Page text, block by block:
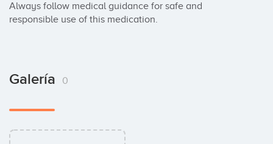
Always follow medical guidance for safe and
responsible use of this medication.
Galería 0